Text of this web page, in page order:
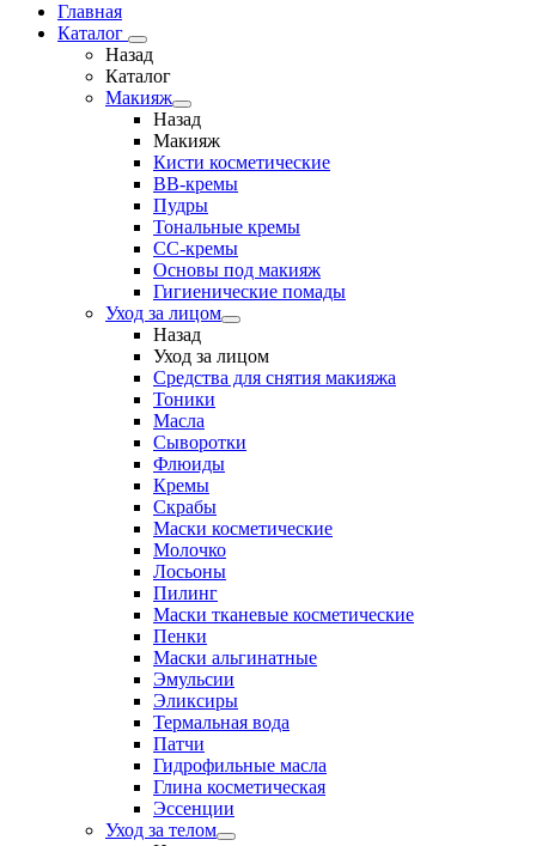
Главная
Каталог
Назад
Каталог
Макияж
Назад
Макияж
Кисти косметические
BB-кремы
Пудры
Тональные кремы
CC-кремы
Основы под макияж
Гигиенические помады
Уход за лицом
Назад
Уход за лицом
Средства для снятия макияжа
Тоники
Масла
Сыворотки
Флюиды
Кремы
Скрабы
Маски косметические
Молочко
Лосьоны
Пилинг
Маски тканевые косметические
Пенки
Маски альгинатные
Эмульсии
Эликсиры
Термальная вода
Патчи
Гидрофильные масла
Глина косметическая
Эссенции
Уход за телом